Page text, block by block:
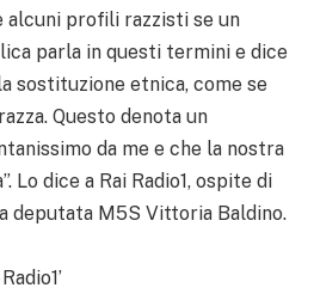
alcuni profili razzisti se un
parla in questi termini e dice
sostituzione etnica, come se
Questo denota un
da me e che la nostra
Lo dice a Rai Radio1, ospite di
deputata M5S Vittoria Baldino.